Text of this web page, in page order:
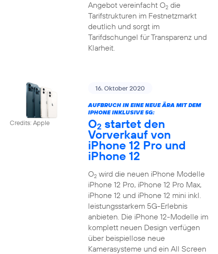
Angebot vereinfacht O2die
Tarifstrukturen im Festnetzmarkt
deutlich und sorgt im
Tarifdschungel für Transparenz und
Klarheit.
Credits: Apple
16. Oktober 2020
AUFBRUCH IN EINE NEUE ÄRA MIT DEM
IPHONE INKLUSIVE 5G:
O2 startet den
Vorverkauf von
iPhone 12 Pro und
iPhone 12
O2wird die neuen iPhone Modelle
iPhone 12 Pro, iPhone 12 Pro Max,
iPhone 12 und iPhone 12 mini inkl.
leistungsstarkem 5G-Erlebnis
anbieten. Die iPhone 12-Modelle im
komplett neuen Design verfügen
über beispiellose neue
Kamerasysteme und ein All Screen